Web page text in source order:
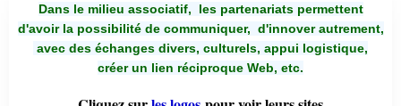
Dans le milieu associatif, les partenariats permettent
d'avoir la possibilité de communiquer, d'innover autrement,
avec des échanges divers, culturels, appui logistique,
créer un lien réciproque Web, etc.